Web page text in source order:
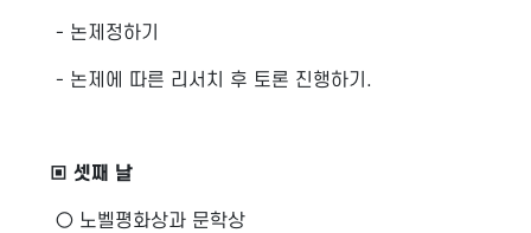
- 논제정하기
- 논제에 따른 리서치 후 토론 진행하기.
▣ 셋째 날
○ 노벨평화상과 문학상